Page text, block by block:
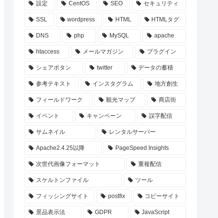
設定 CentOS SEO セキュリティ
SSL wordpress HTML HTMLタグ
DNS php MySQL apache
htaccess メールマガジン プラグイン
シェアボタン twitter データの蓄積
参考テキスト インスタグラム 地方創生
フィールドワーク 観光マップ 商店街
イベント キャンペーン 誤字配信
サムネイル レンタルサーバー
Apache2.4.25以降 PageSpeed Insights
次世代画像フォーマット 重複配信
スケルトンファイル ツール
フィッシングサイト postfix コピーサイト
景品表示法 GDPR JavaScript